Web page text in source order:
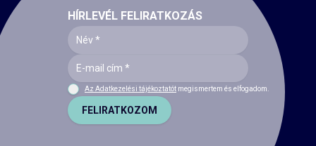
HÍRLEVÉL FELIRATKOZÁS
Az Adatkezelési tájékoztatót megismertem és elfogadom.
FELIRATKOZOM